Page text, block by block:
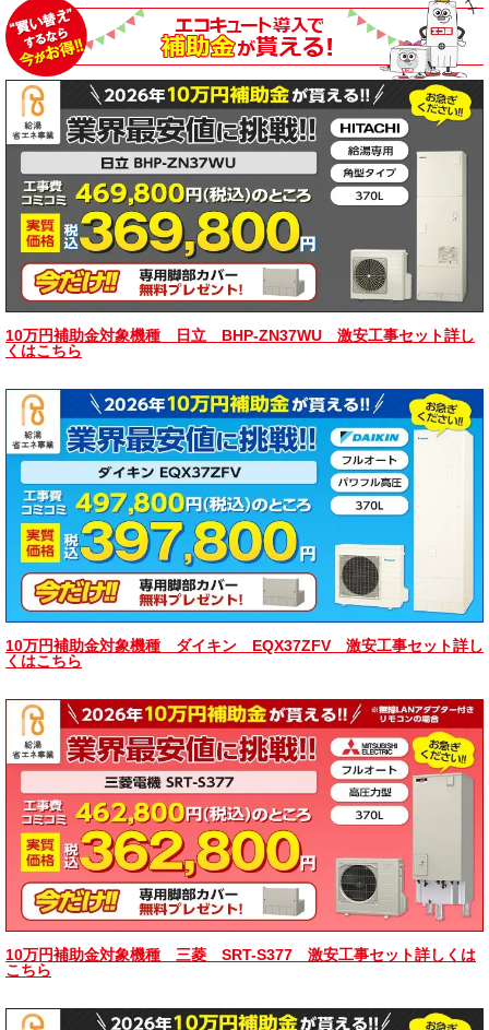
10万円補助金対象機種 日立 BHP-ZN37WU 激安工事セット詳し
くはこちら
10万円補助金対象機種 ダイキン EQX37ZFV 激安工事セット詳し
くはこちら
10万円補助金対象機種 三菱 SRT-S377 激安工事セット詳しくは
こちら